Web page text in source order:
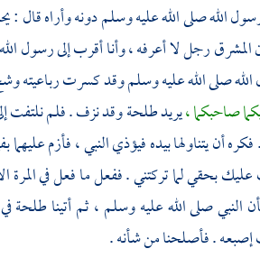
الله صلى الله عليه وسلم دونه وأراه قال
رجل لا أعرفه ، وأنا أقرب إلى رسول
الله صلى الله عليه وسلم وقد كسرت
صاحبكما ،يريدطلحةوقد نزف . فلم نلتفت
أن يتناولها بيده فيؤذي النبي ، فأزم
بحقي لما تركتني . ففعل ما فعل في المرة
صلى الله عليه وسلم ، ثم أتيناطلحة
إصبعه . فأصلحنا من شأنه .